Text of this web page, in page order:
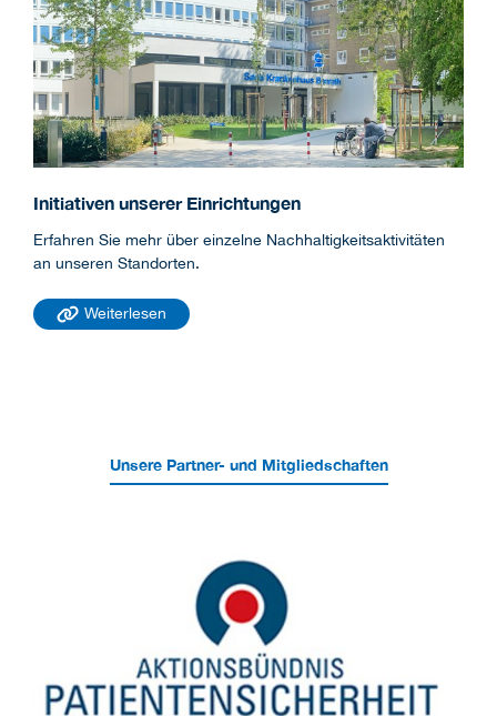
Initiativen unserer Einrichtungen
Erfahren Sie mehr über einzelne Nachhaltigkeitsaktivitäten
an unseren Standorten.
Weiterlesen
Unsere Partner- und Mitgliedschaften